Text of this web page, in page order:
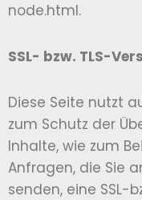
node.html.
SSL- bzw. TLS-
Diese Seite nutzt
zum Schutz der
Inhalte, wie zum
Anfragen, die Sie
senden, eine SSL-